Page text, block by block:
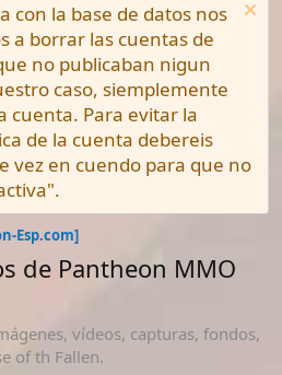
con la base de datos nos
a borrar las cuentas de
no publicaban nigun
caso, siemplemente
cuenta. Para evitar la
de la cuenta debereis
vez en cuendo para que no
Esp.com]
de Pantheon MMO
vídeos, capturas, fondos,
of th Fallen.